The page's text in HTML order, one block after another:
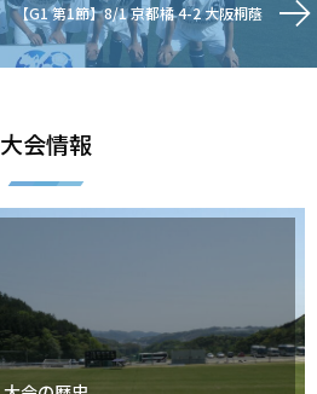
【G1 第1節】8/1 京都橘 4-2 大阪桐蔭
大会情報